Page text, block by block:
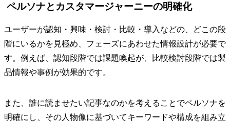
ペルソナとカスタマージャーニーの明確化
ユーザーが認知・興味・検討・比較・導入などの、どこの段
階にいるかを見極め、フェーズにあわせた情報設計が必要で
す。例えば、認知段階では課題喚起が、比較検討段階では製
品情報や事例が効果的です。
また、誰に読ませたい記事なのかを考えることでペルソナを
明確にし、その人物像に基づいてキーワードや構成を組み立